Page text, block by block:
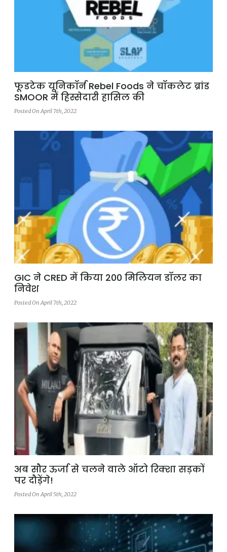
फूडटेक यूनिकॉर्न Rebel Foods ने चॉकलेट ब्रांड
SMOOR में हिस्सेदारी हासिल की
Posted On April 7th, 2022
GIC ने CRED में किया 200 मिलियन डॉलर का
निवेश
Posted On April 7th, 2022
अब सौर ऊर्जा से चलने वाले ऑटो रिक्शा सड़कों
पर दौड़ेंगे!
Posted On April 5th, 2022